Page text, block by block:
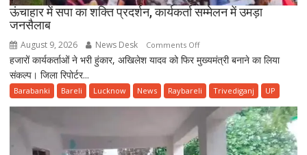
ऊंचाहार में सपा का शक्ति प्रदर्शन, कार्यकर्ता सम्मेलन में उमड़ा
जनसैलाब
August 9, 2026 News Desk Comments Offon
ऊंचाहार
सपा
शक्ति
कार्यकर्ता
हजारों कार्यकर्ताओं ने भरी हुंकार, अखिलेश यादव को फिर मुख्यमंत्री बनाने का लिया
संकल्प। जिला रिपोर्टर...
Barabanki Bareli Lucknow News Raybareli Trivediganj UP